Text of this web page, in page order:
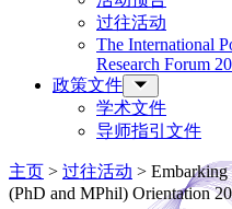
过往活动
The International
Research Forum
政策文件
学术文件
导师指引文件
主页 > 过往活动 > Embarking
(PhD and MPhil) Orientation